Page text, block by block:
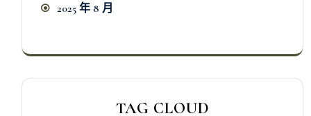
2025 年 8 月
TAG CLOUD